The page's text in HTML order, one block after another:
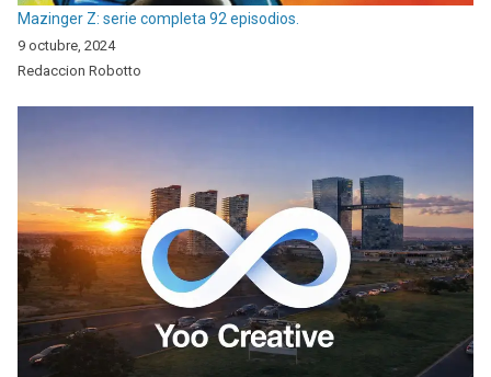
Mazinger Z: serie completa 92 episodios.
9 octubre, 2024
Redaccion Robotto